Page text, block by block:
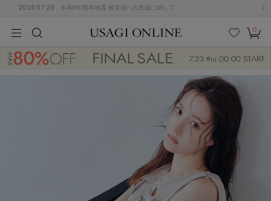
2026.07.29 令和8年熊本地震 被災地への支援に関して
に入
ト
0
U
その